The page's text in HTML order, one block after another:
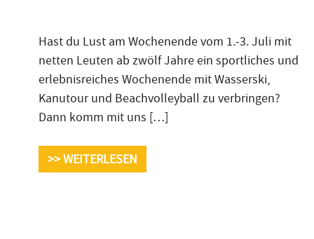
Hast du Lust am Wochenende vom 1.-3. Juli mit
netten Leuten ab zwölf Jahre ein sportliches und
erlebnisreiches Wochenende mit Wasserski,
Kanutour und Beachvolleyball zu verbringen?
Dann komm mit uns […]
>> WEITERLESEN